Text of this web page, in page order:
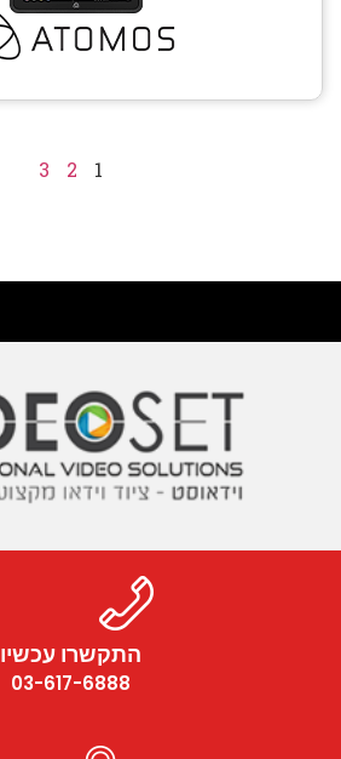
1
2
3
התקשרו עכשיו
03-617-6888